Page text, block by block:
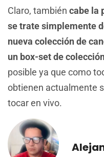
Claro, también cabe la
se trate simplemente
nueva colección de
un box-set de
posible ya que como
obtienen actualmente
tocar en vivo.